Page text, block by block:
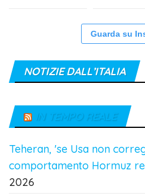
Guarda su
NOTIZIE DALL’ITALIA
IN TEMPO REALE
Teheran, 'se Usa non
comportamento Hormuz
2026